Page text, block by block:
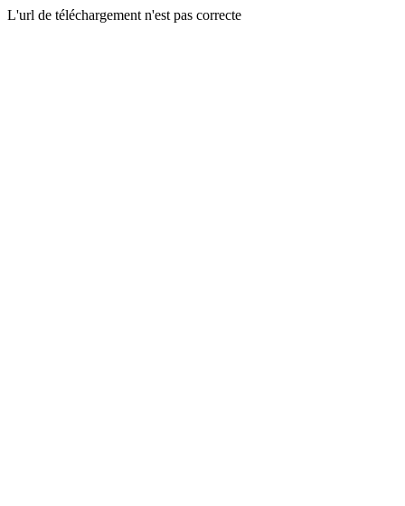
L'url de téléchargement n'est pas correcte